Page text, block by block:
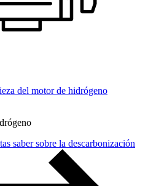
del motor de hidrógeno
saber sobre la descarbonización